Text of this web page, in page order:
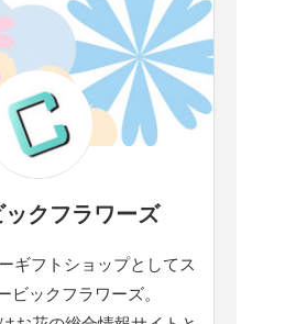
ックフラワーズ
ギフトショップとしてス
ビックフラワーズ。